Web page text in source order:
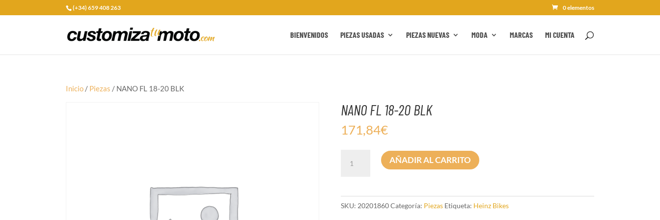
(+34) 659 408 263 0 elementos
BIENVENIDOS PIEZAS USADAS PIEZAS NUEVAS MODA MARCAS MI CUENTA
Inicio / Piezas / NANO FL 18-20 BLK
NANO FL 18-20 BLK
171,84€
BLK
AÑADIR AL CARRITO
SKU: 20201860 Categoría: Piezas Etiqueta: Heinz Bikes